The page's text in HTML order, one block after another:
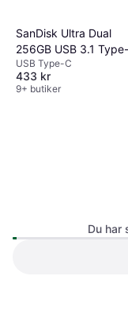
SanDisk Ultra Dual
256GB USB 3.1
USB Type-C
433 kr
9+ butiker
Du har